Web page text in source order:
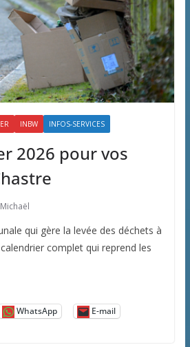
INBW INFOS-SERVICES
2026 pour vos
Michaël
qui gère la levée des déchets à
complet qui reprend les
WhatsApp E-mail